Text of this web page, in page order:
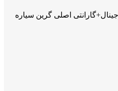
اصلی گرین سیاره